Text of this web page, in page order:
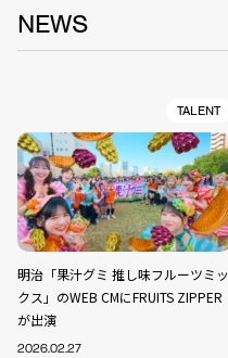
NEWS
TALENT
明治「果汁グミ 推し味フルーツミッ
クス」のWEB CMにFRUITS ZIPPER
が出演
2026.02.27